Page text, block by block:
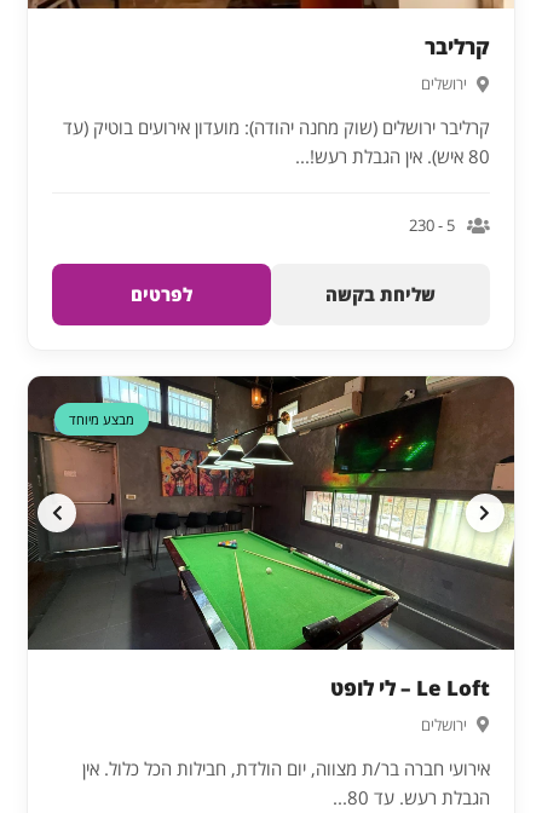
קרליבר
ירושלים
קרליבר ירושלים (שוק מחנה יהודה): מועדון אירועים בוטיק (עד
80 איש). אין הגבלת רעש!...
5 - 230
שליחת בקשה לפרטים
דקה 90
מבצע מיוחד
Le Loft – לי לופט
ירושלים
אירועי חברה בר/ת מצווה, יום הולדת, חבילות הכל כלול. אין
הגבלת רעש. עד 80...